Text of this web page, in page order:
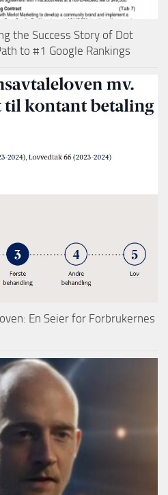
the Success Story of Dot
to #1 Google Rankings
En Seier for Forbrukernes